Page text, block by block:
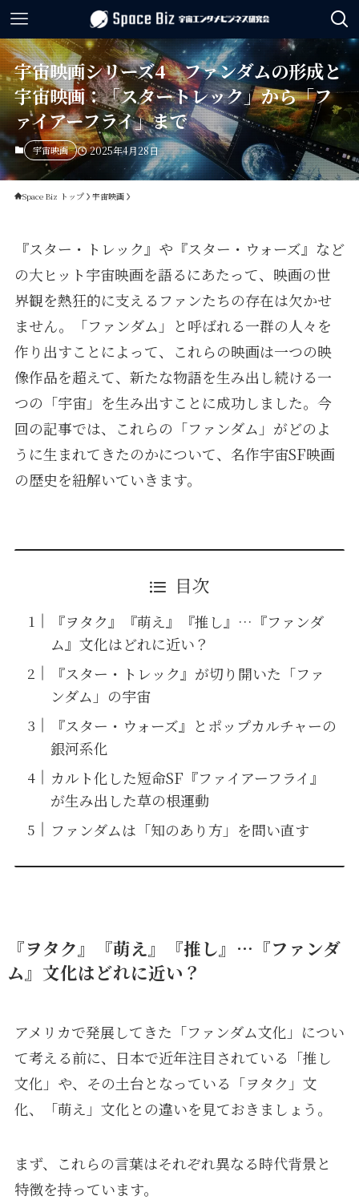
宇宙映画シリーズ4 ファンダムの形成と
宇宙映画：「スタートレック」から「フ
ァイアーフライ」まで
宇宙映画 2025年4月28日
Space Biz トップ 宇宙映画
『スター・トレック』や『スター・ウォーズ』など
の大ヒット宇宙映画を語るにあたって、映画の世
界観を熱狂的に支えるファンたちの存在は欠かせ
ません。「ファンダム」と呼ばれる一群の人々を
作り出すことによって、これらの映画は一つの映
像作品を超えて、新たな物語を生み出し続ける一
つの「宇宙」を生み出すことに成功しました。今
回の記事では、これらの「ファンダム」がどのよ
うに生まれてきたのかについて、名作宇宙SF映画
の歴史を紐解いていきます。
目次
『ヲタク』『萌え』『推し』…『ファンダ
ム』文化はどれに近い？
『スター・トレック』が切り開いた「ファ
ンダム」の宇宙
『スター・ウォーズ』とポップカルチャーの
銀河系化
カルト化した短命SF『ファイアーフライ』
が生み出した草の根運動
ファンダムは「知のあり方」を問い直す
『ヲタク』『萌え』『推し』…『ファンダ
ム』文化はどれに近い？
アメリカで発展してきた「ファンダム文化」につい
て考える前に、日本で近年注目されている「推し
文化」や、その土台となっている「ヲタク」文
化、「萌え」文化との違いを見ておきましょう。
まず、これらの言葉はそれぞれ異なる時代背景と
特徴を持っています。